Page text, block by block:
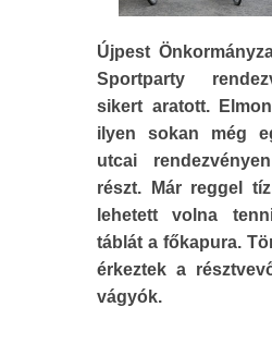
Újpest
Sportparty
sikert aratott.
ilyen sokan még
utcai
részt. Már reggel
lehetett volna
táblát a főkapura.
érkeztek a
vágyók.